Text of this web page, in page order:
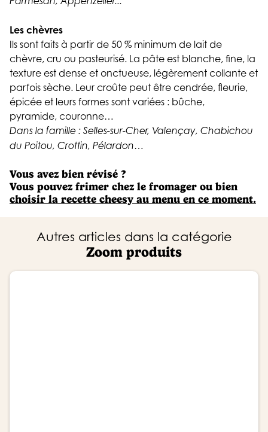
Les chèvres
Ils sont faits à partir de 50 % minimum de lait de
chèvre, cru ou pasteurisé. La pâte est blanche, fine, la
texture est dense et onctueuse, légèrement collante et
parfois sèche. Leur croûte peut être cendrée, fleurie,
épicée et leurs formes sont variées : bûche,
pyramide, couronne…
Dans la famille : Selles-sur-Cher, Valençay, Chabichou
du Poitou, Crottin, Pélardon…
Vous avez bien révisé ?
Vous pouvez frimer chez le fromager ou bien
choisir la recette cheesy au menu en ce moment.
Autres articles dans la catégorie
Zoom produits